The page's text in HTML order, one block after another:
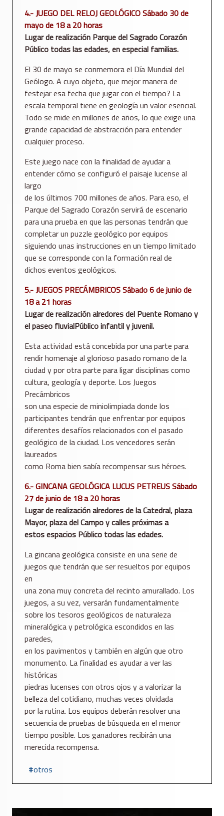
4.- JUEGO DEL RELOJ GEOLÓGICO Sábado 30 de
mayo de 18 a 20 horas
Lugar de realización Parque del Sagrado Corazón
Público todas las edades, en especial familias.
El 30 de mayo se conmemora el Día Mundial del
Geólogo. A cuyo objeto, que mejor manera de
festejar esa fecha que jugar con el tiempo? La
escala temporal tiene en geología un valor esencial.
Todo se mide en millones de años, lo que exige una
grande capacidad de abstracción para entender
cualquier proceso.
Este juego nace con la finalidad de ayudar a
entender cómo se configuró el paisaje lucense al
largo
de los últimos 700 millones de años. Para eso, el
Parque del Sagrado Corazón servirá de escenario
para una prueba en que las personas tendrán que
completar un puzzle geológico por equipos
siguiendo unas instrucciones en un tiempo limitado
que se corresponde con la formación real de
dichos eventos geológicos.
5.- JUEGOS PRECÁMBRICOS Sábado 6 de junio de
18 a 21 horas
Lugar de realización alredores del Puente Romano y
el paseo fluvialPúblico infantil y juvenil.
Esta actividad está concebida por una parte para
rendir homenaje al glorioso pasado romano de la
ciudad y por otra parte para ligar disciplinas como
cultura, geología y deporte. Los Juegos
Precámbricos
son una especie de miniolimpiada donde los
participantes tendrán que enfrentar por equipos
diferentes desafíos relacionados con el pasado
geológico de la ciudad. Los vencedores serán
laureados
como Roma bien sabía recompensar sus héroes.
6.- GINCANA GEOLÓGICA LUCUS PETREUS Sábado
27 de junio de 18 a 20 horas
Lugar de realización alredores de la Catedral, plaza
Mayor, plaza del Campo y calles próximas a
estos espacios Público todas las edades.
La gincana geológica consiste en una serie de
juegos que tendrán que ser resueltos por equipos
en
una zona muy concreta del recinto amurallado. Los
juegos, a su vez, versarán fundamentalmente
sobre los tesoros geológicos de naturaleza
mineralógica y petrológica escondidos en las
paredes,
en los pavimentos y también en algún que otro
monumento. La finalidad es ayudar a ver las
históricas
piedras lucenses con otros ojos y a valorizar la
belleza del cotidiano, muchas veces olvidada
por la rutina. Los equipos deberán resolver una
secuencia de pruebas de búsqueda en el menor
tiempo posible. Los ganadores recibirán una
merecida recompensa.
otros